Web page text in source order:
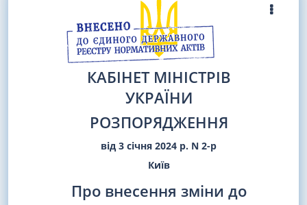
КАБІНЕТ МІНІСТРІВ
УКРАЇНИ
РОЗПОРЯДЖЕННЯ
від 3 січня 2024 р. N 2-р
Київ
Про внесення зміни до